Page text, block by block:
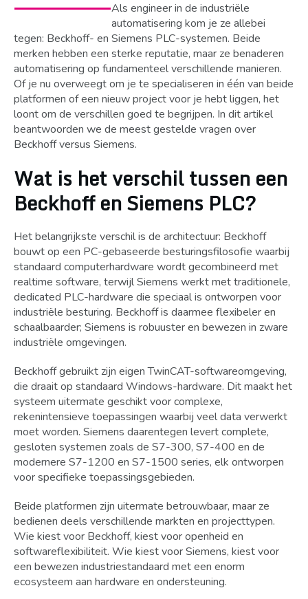
Als engineer in de industriële
automatisering kom je ze allebei
tegen: Beckhoff- en Siemens PLC-systemen. Beide
merken hebben een sterke reputatie, maar ze benaderen
automatisering op fundamenteel verschillende manieren.
Of je nu overweegt om je te specialiseren in één van beide
platformen of een nieuw project voor je hebt liggen, het
loont om de verschillen goed te begrijpen. In dit artikel
beantwoorden we de meest gestelde vragen over
Beckhoff versus Siemens.
Wat is het verschil tussen een
Beckhoff en Siemens PLC?
Het belangrijkste verschil is de architectuur: Beckhoff
bouwt op een PC-gebaseerde besturingsfilosofie waarbij
standaard computerhardware wordt gecombineerd met
realtime software, terwijl Siemens werkt met traditionele,
dedicated PLC-hardware die speciaal is ontworpen voor
industriële besturing. Beckhoff is daarmee flexibeler en
schaalbaarder; Siemens is robuuster en bewezen in zware
industriële omgevingen.
Beckhoff gebruikt zijn eigen TwinCAT-softwareomgeving,
die draait op standaard Windows-hardware. Dit maakt het
systeem uitermate geschikt voor complexe,
rekenintensieve toepassingen waarbij veel data verwerkt
moet worden. Siemens daarentegen levert complete,
gesloten systemen zoals de S7-300, S7-400 en de
modernere S7-1200 en S7-1500 series, elk ontworpen
voor specifieke toepassingsgebieden.
Beide platformen zijn uitermate betrouwbaar, maar ze
bedienen deels verschillende markten en projecttypen.
Wie kiest voor Beckhoff, kiest voor openheid en
softwareflexibiliteit. Wie kiest voor Siemens, kiest voor
een bewezen industriestandaard met een enorm
ecosysteem aan hardware en ondersteuning.